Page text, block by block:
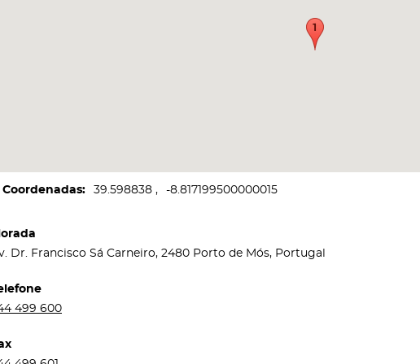
Coordenadas 39.598838 -8.817199500000015
Dr. Francisco Sá Carneiro, 2480 Porto de Mós, Portugal
499 600